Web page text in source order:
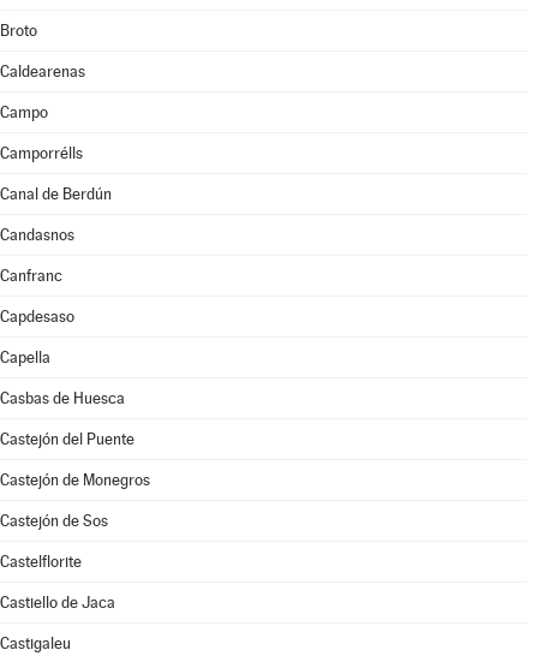
Broto
Caldearenas
Campo
Camporrélls
Canal de Berdún
Candasnos
Canfranc
Capdesaso
Capella
Casbas de Huesca
Castejón del Puente
Castejón de Monegros
Castejón de Sos
Castelflorite
Castiello de Jaca
Castigaleu